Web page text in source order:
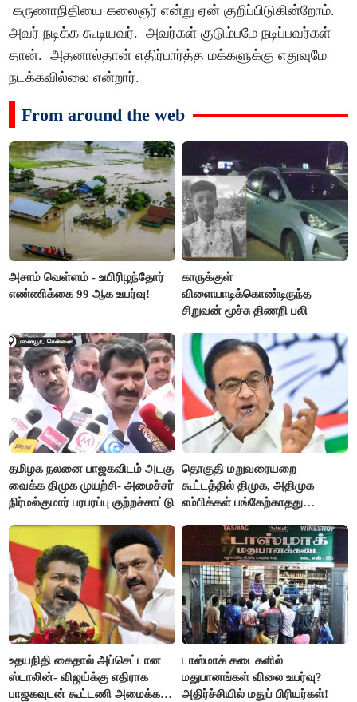
கருணாநிதியை கலைஞர் என்று ஏன் குறிப்பிடுகின்றோம்.
அவர் நடிக்க கூடியவர். அவர்கள் குடும்பமே நடிப்பவர்கள்
தான். அதனால்தான் எதிர்பார்த்த மக்களுக்கு எதுவுமே
நடக்கவில்லை என்றார்.
From around the web
அசாம் வெள்ளம் - உயிரிழந்தோர்
எண்ணிக்கை 99 ஆக உயர்வு!
காருக்குள்
விளையாடிக்கொண்டிருந்த
சிறுவன் மூச்சு திணறி பலி
தமிழக நலனை பாஜகவிடம் அடகு
வைக்க திமுக முயற்சி- அமைச்சர்
நிர்மல்குமார் பரபரப்பு குற்றச்சாட்டு
தொகுதி மறுவரையறை
கூட்டத்தில் திமுக, அதிமுக
எம்பிக்கள் பங்கேற்காதது
உதயநிதி கைதால் அப்செட்டான
ஸ்டாலின்- விஜய்க்கு எதிராக
பாஜகவுடன் கூட்டணி அமைக்க
டாஸ்மாக் கடைகளில்
மதுபானங்கள் விலை உயர்வு?
அதிர்ச்சியில் மதுப் பிரியர்கள்!